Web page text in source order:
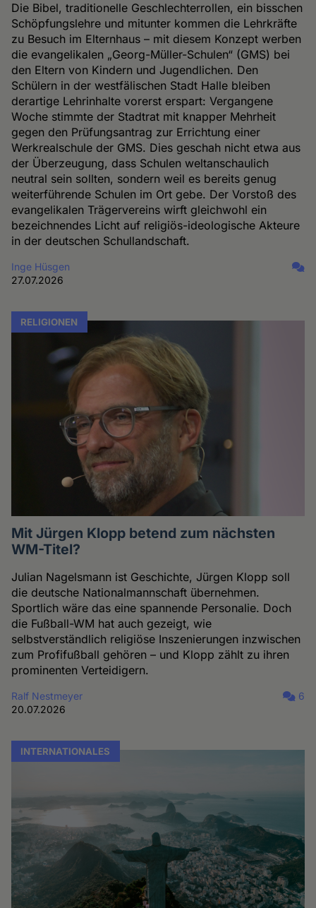
Die Bibel, traditionelle Geschlechterrollen, ein bisschen
Schöpfungslehre und mitunter kommen die Lehrkräfte
zu Besuch im Elternhaus – mit diesem Konzept werben
die evangelikalen „Georg-Müller-Schulen“ (GMS) bei
den Eltern von Kindern und Jugendlichen. Den
Schülern in der westfälischen Stadt Halle bleiben
derartige Lehrinhalte vorerst erspart: Vergangene
Woche stimmte der Stadtrat mit knapper Mehrheit
gegen den Prüfungsantrag zur Errichtung einer
Werkrealschule der GMS. Dies geschah nicht etwa aus
der Überzeugung, dass Schulen weltanschaulich
neutral sein sollten, sondern weil es bereits genug
weiterführende Schulen im Ort gebe. Der Vorstoß des
evangelikalen Trägervereins wirft gleichwohl ein
bezeichnendes Licht auf religiös-ideologische Akteure
in der deutschen Schullandschaft.
Inge Hüsgen
27.07.2026
RELIGIONEN
Mit Jürgen Klopp betend zum nächsten
WM-Titel?
Julian Nagelsmann ist Geschichte, Jürgen Klopp soll
die deutsche Nationalmannschaft übernehmen.
Sportlich wäre das eine spannende Personalie. Doch
die Fußball-WM hat auch gezeigt, wie
selbstverständlich religiöse Inszenierungen inzwischen
zum Profifußball gehören – und Klopp zählt zu ihren
prominenten Verteidigern.
Ralf Nestmeyer
20.07.2026
6
INTERNATIONALES